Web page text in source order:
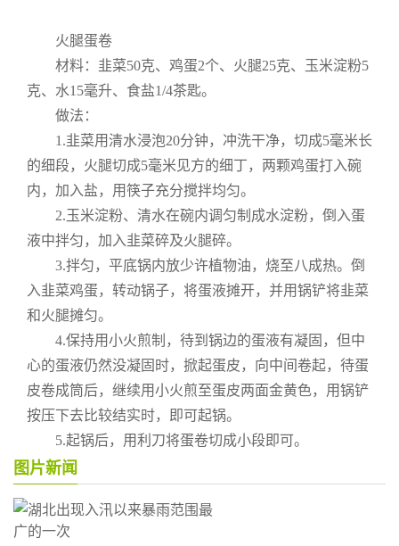
火腿蛋卷
材料：韭菜50克、鸡蛋2个、火腿25克、玉米淀粉5
克、水15毫升、食盐1/4茶匙。
做法：
1.韭菜用清水浸泡20分钟，冲洗干净，切成5毫米长
的细段，火腿切成5毫米见方的细丁，两颗鸡蛋打入碗
内，加入盐，用筷子充分搅拌均匀。
2.玉米淀粉、清水在碗内调匀制成水淀粉，倒入蛋
液中拌匀，加入韭菜碎及火腿碎。
3.拌匀，平底锅内放少许植物油，烧至八成热。倒
入韭菜鸡蛋，转动锅子，将蛋液摊开，并用锅铲将韭菜
和火腿摊匀。
4.保持用小火煎制，待到锅边的蛋液有凝固，但中
心的蛋液仍然没凝固时，掀起蛋皮，向中间卷起，待蛋
皮卷成筒后，继续用小火煎至蛋皮两面金黄色，用锅铲
按压下去比较结实时，即可起锅。
5.起锅后，用利刀将蛋卷切成小段即可。
图片新闻